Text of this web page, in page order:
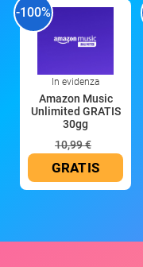
-100%
In evidenza
Amazon Music
Unlimited GRATIS
30gg
10,99 €
GRATIS